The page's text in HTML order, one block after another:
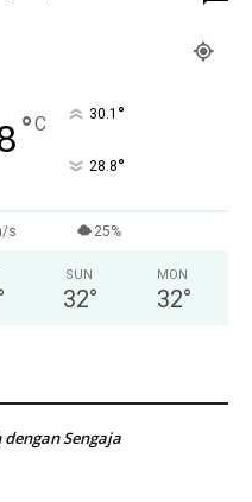
°C 30.1 °
28.8°
s 25%
SUN
32°
MON
32°
Sengaja